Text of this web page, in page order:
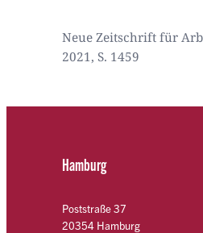
Neue Zeitschrift für
2021, S. 1459
Hamburg
Poststraße 37
20354 Hamburg